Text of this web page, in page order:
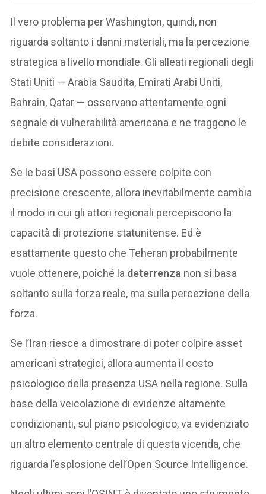
Il vero problema per Washington, quindi, non
riguarda soltanto i danni materiali, ma la percezione
strategica a livello mondiale. Gli alleati regionali degli
Stati Uniti — Arabia Saudita, Emirati Arabi Uniti,
Bahrain, Qatar — osservano attentamente ogni
segnale di vulnerabilità americana e ne traggono le
debite considerazioni.
Se le basi USA possono essere colpite con
precisione crescente, allora inevitabilmente cambia
il modo in cui gli attori regionali percepiscono la
capacità di protezione statunitense. Ed è
esattamente questo che Teheran probabilmente
vuole ottenere, poiché la deterrenza non si basa
soltanto sulla forza reale, ma sulla percezione della
forza.
Se l’Iran riesce a dimostrare di poter colpire asset
americani strategici, allora aumenta il costo
psicologico della presenza USA nella regione. Sulla
base della veicolazione di evidenze altamente
condizionanti, sul piano psicologico, va evidenziato
un altro elemento centrale di questa vicenda, che
riguarda l’esplosione dell’Open Source Intelligence.